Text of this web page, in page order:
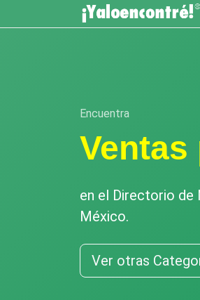
Encuentra
Ventas
en el Directorio de
México.
Ver otras